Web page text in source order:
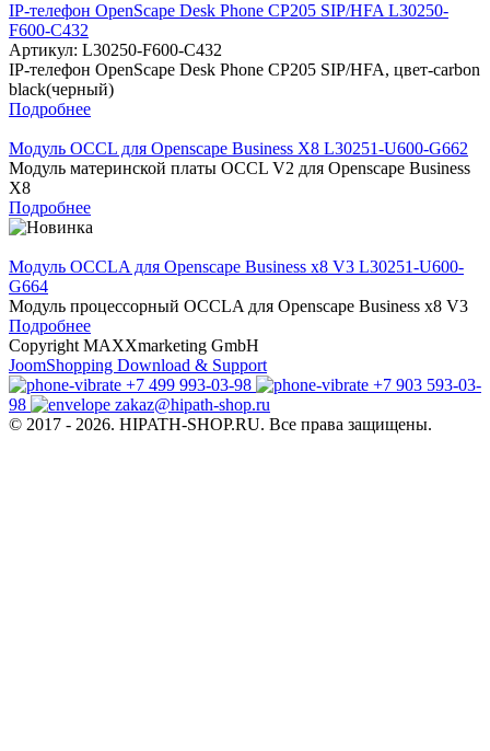
IP-телефон OpenScape Desk Phone CP205 SIP/HFA L30250-
F600-C432
Артикул: L30250-F600-C432
IP-телефон OpenScape Desk Phone CP205 SIP/HFA, цвет-carbon
black(черный)
Подробнее
Модуль OCCL для Openscape Business X8 L30251-U600-G662
Модуль материнской платы OCCL V2 для Openscape Business
X8
Подробнее
Модуль OCCLA для Openscape Business x8 V3 L30251-U600-
G664
Модуль процессорный OCCLA для Openscape Business x8 V3
Подробнее
Copyright MAXXmarketing GmbH
JoomShopping Download & Support
+7 499 993-03-98
+7 903 593-03-
98
zakaz@hipath-shop.ru
© 2017 - 2026. HIPATH-SHOP.RU. Все права защищены.